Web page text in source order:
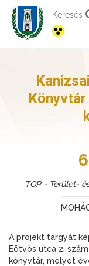
Keresés
TOP - Terület-
A projekt tárgyát
Eötvös utca 2.
könyvtár, melyet